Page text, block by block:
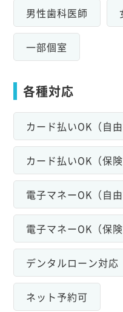
男性歯科医師
一部個室
各種対応
カード払いOK（自由
カード払いOK（保険
電子マネーOK（自由
電子マネーOK（保険
デンタルローン対応
ネット予約可